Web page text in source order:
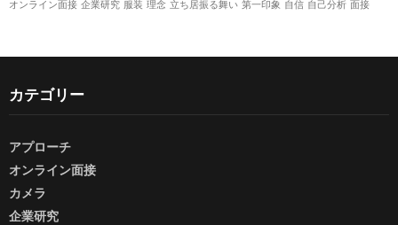
オンライン面接 企業研究 服装 理念 立ち居振る舞い 第一印象 自信 自己分析 面接
カテゴリー
アプローチ
オンライン面接
カメラ
企業研究